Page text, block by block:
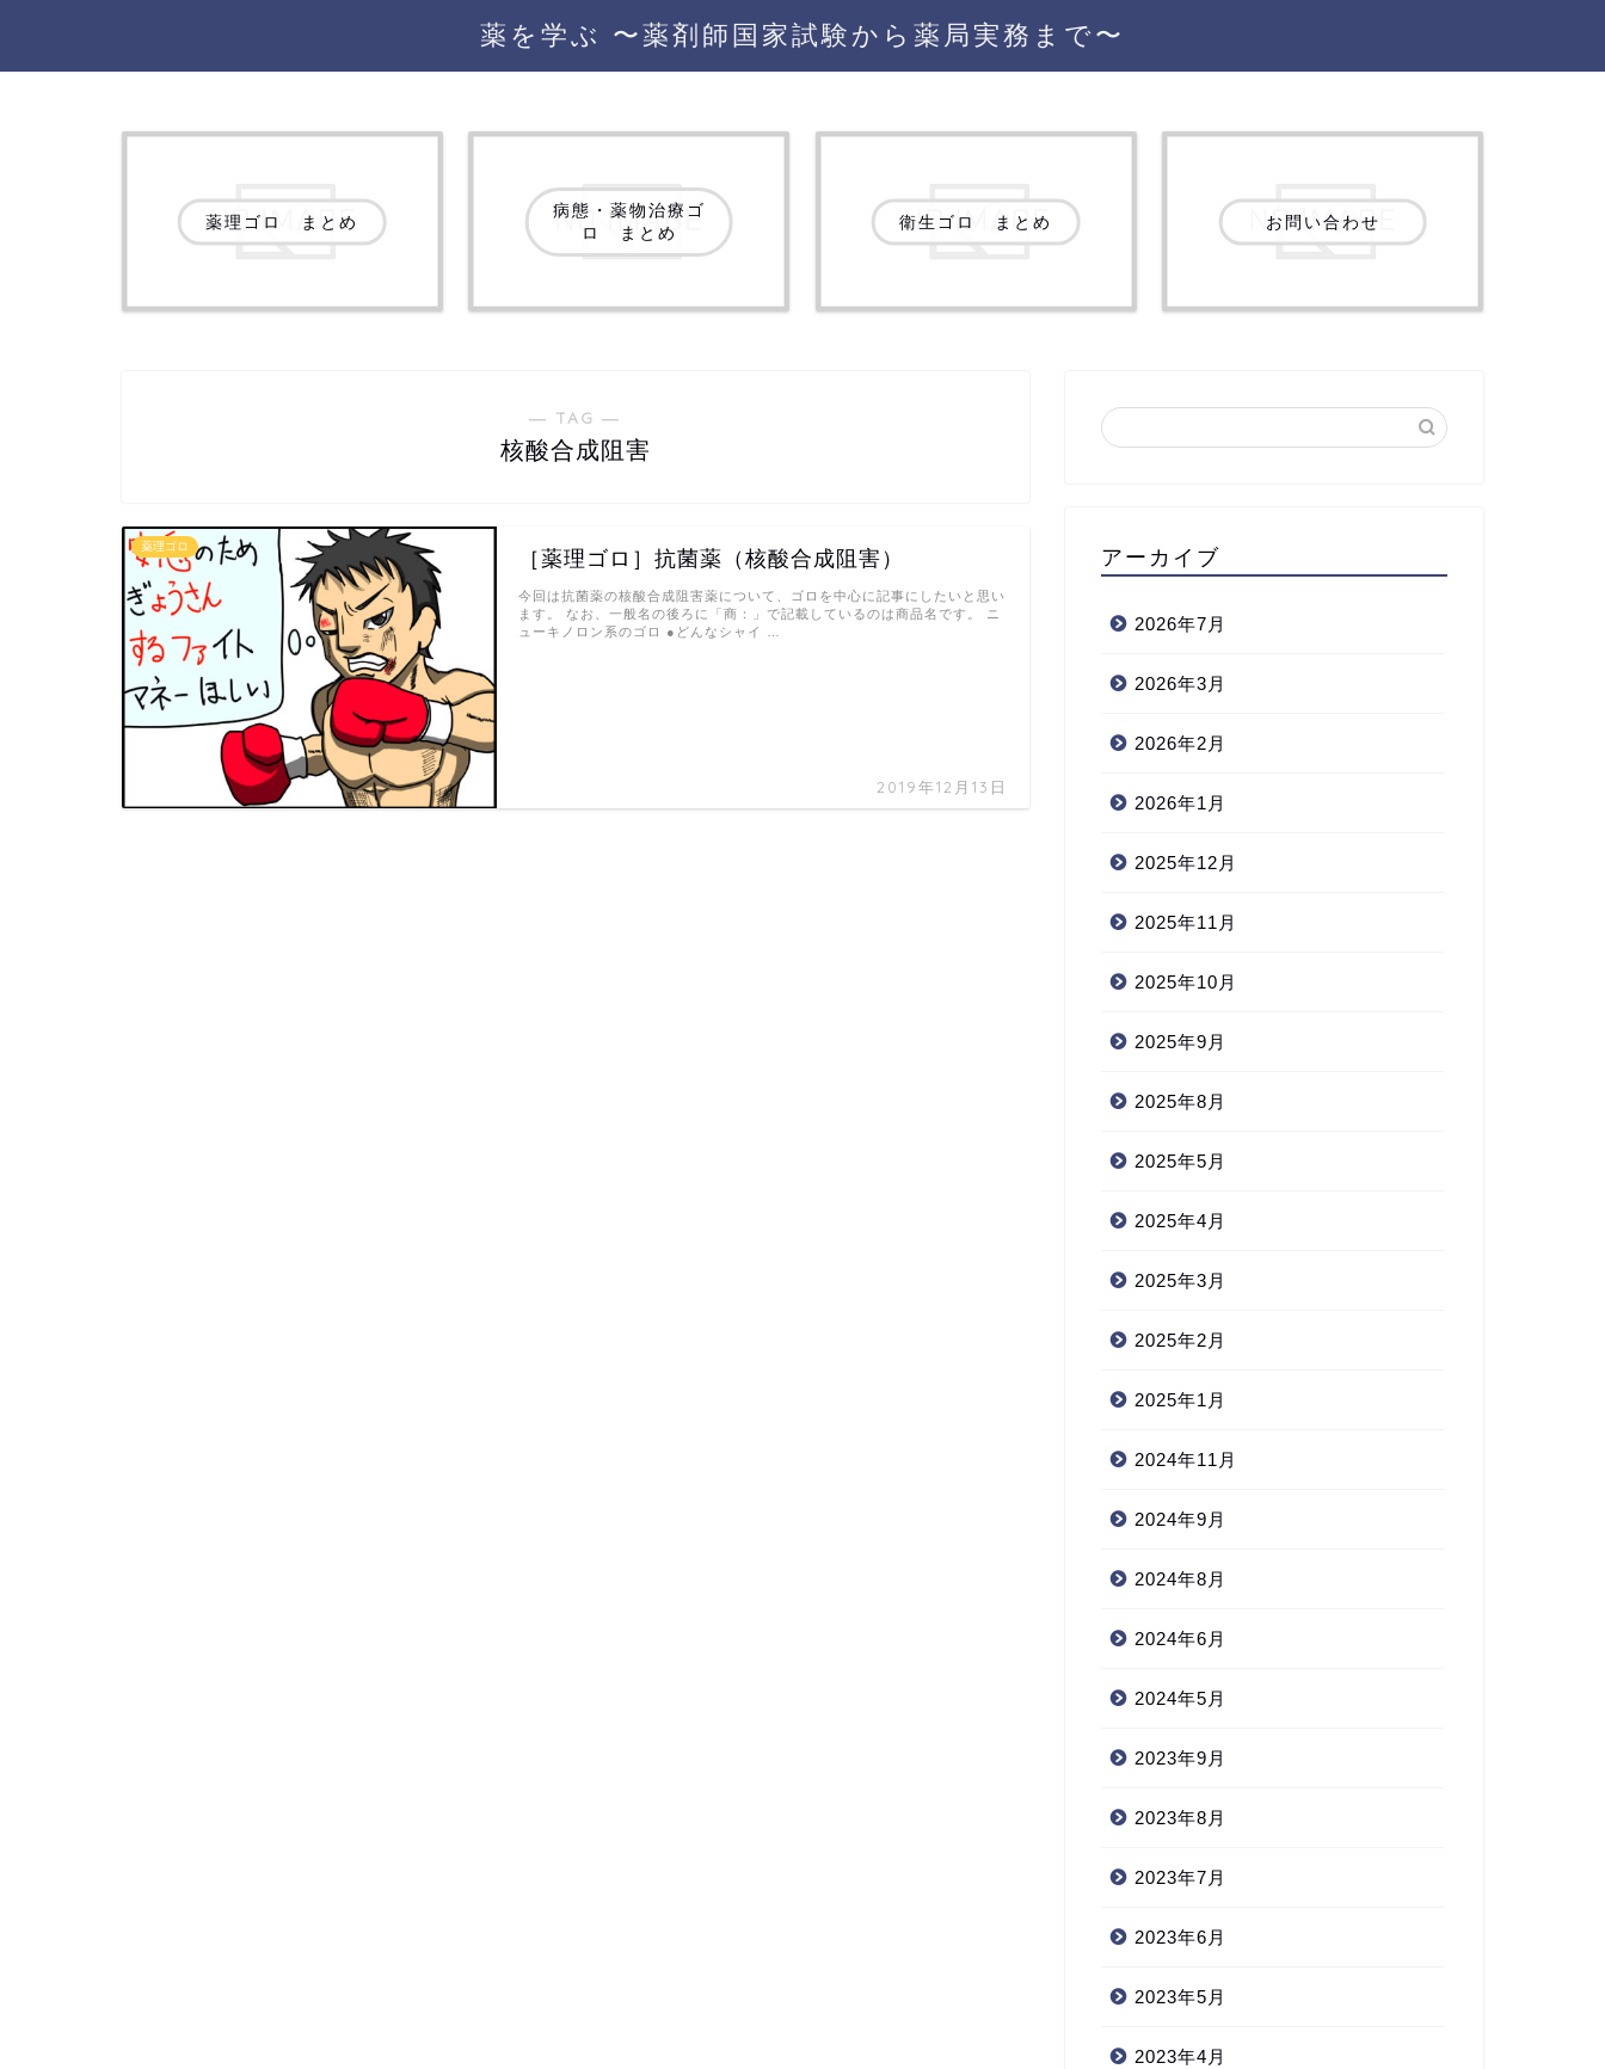
薬を学ぶ 〜薬剤師国家試験から薬局実務まで〜
薬理ゴロ まとめ
病態・薬物治療ゴ
ロ まとめ
衛生ゴロ まとめ お問い合わせ
― TAG ―
核酸合成阻害
薬理ゴロ
［薬理ゴロ］抗菌薬（核酸合成阻害）
2019年12月13日
今回は抗菌薬の核酸合成阻害薬について、ゴロを中心に記事にしたいと思い
ます。 なお、一般名の後ろに「商：」で記載しているのは商品名です。 ニ
ューキノロン系のゴロ ●どんなシャイ …
アーカイブ
2026年7月
2026年3月
2026年2月
2026年1月
2025年12月
2025年11月
2025年10月
2025年9月
2025年8月
2025年5月
2025年4月
2025年3月
2025年2月
2025年1月
2024年11月
2024年9月
2024年8月
2024年6月
2024年5月
2023年9月
2023年8月
2023年7月
2023年6月
2023年5月
2023年4月